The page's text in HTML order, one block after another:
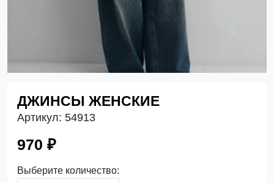
ДЖИНСЫ ЖЕНСКИЕ
Артикул: 54913
970 ₽
Выберите количество: